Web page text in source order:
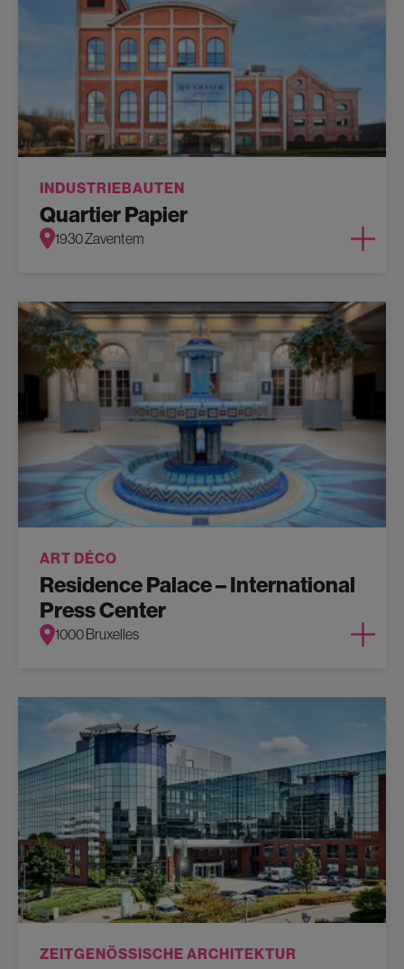
INDUSTRIEBAUTEN
Quartier Papier
1930 Zaventem
ART DÉCO
Residence Palace – International
Press Center
1000 Bruxelles
ZEITGENÖSSISCHE ARCHITEKTUR